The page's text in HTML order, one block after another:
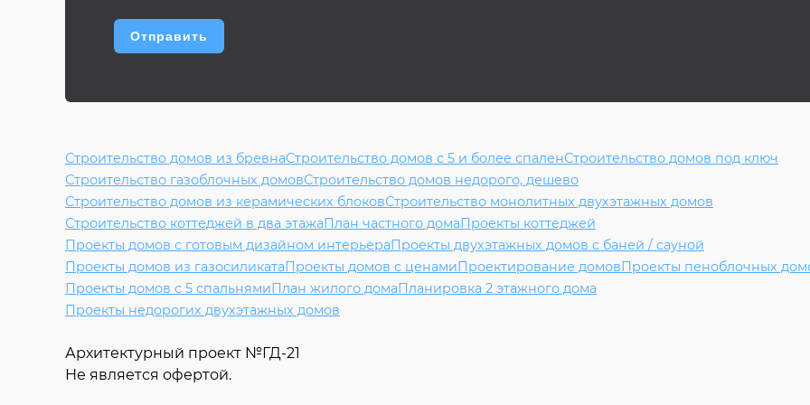
Строительство домов из бревнаСтроительство домов с 5 и более спаленСтроительство домов под ключ
Строительство газоблочных домовСтроительство домов недорого, дешево
Строительство домов из керамических блоковСтроительство монолитных двухэтажных домов
Строительство коттеджей в два этажаПлан частного домаПроекты коттеджей
Проекты домов с готовым дизайном интерьераПроекты двухэтажных домов с баней / сауной
Проекты домов из газосиликатаПроекты домов с ценамиПроектирование домовПроекты пеноблочных
Проекты домов с 5 спальнямиПлан жилого домаПланировка 2 этажного дома
Проекты недорогих двухэтажных домов
Архитектурный проект №ГД-21
Не является офертой.